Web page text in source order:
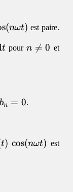
s(nωt) est paire.
tpour0
n 
= 0 et
b_n
bn = 0.
t) cos(nωt) est